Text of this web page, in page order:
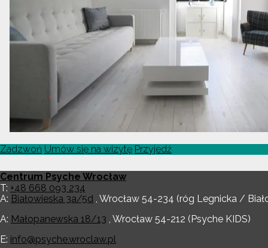
Zadzwoń Umów się na wizytę Przyjedź
Centrum Psyche Wrocław
T: +48 668 093 234
A: Białowieska 3a/5d , Wrocław 54-234 (róg Legnicka /
A: Małopanewska 18/13 , Wrocław 54-212 (Psyche KIDS)
E: info@psyche.wroclaw.pl